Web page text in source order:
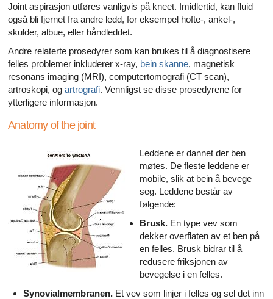
Joint aspirasjon utføres vanligvis på kneet. Imidlertid, kan fluid
også bli fjernet fra andre ledd, for eksempel hofte-, ankel-,
skulder, albue, eller håndleddet.
Andre relaterte prosedyrer som kan brukes til å diagnostisere
felles problemer inkluderer x-ray, bein skanne, magnetisk
resonans imaging (MRI), computertomografi (CT scan),
artroskopi, og artrografi. Vennligst se disse prosedyrene for
ytterligere informasjon.
Anatomy of the joint
Leddene er dannet der ben
møtes. De fleste leddene er
mobile, slik at bein å bevege
seg. Leddene består av
følgende:
Brusk. En type vev som
dekker overflaten av et ben på
en felles. Brusk bidrar til å
redusere friksjonen av
bevegelse i en felles.
Synovialmembranen. Et vev som linjer i felles og sel det inn